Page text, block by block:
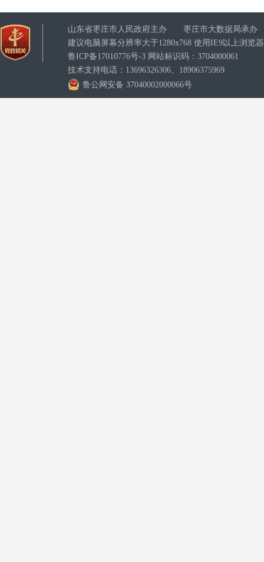
山东省枣庄市人民政府主办 枣庄市大数据局承办
建议电脑屏幕分辨率大于1280x768 使用IE9以上浏览
鲁ICP备17010776号-3 网站标识码：3704000061
技术支持电话：13696326306、18906375969
鲁公网安备 37040002000066号